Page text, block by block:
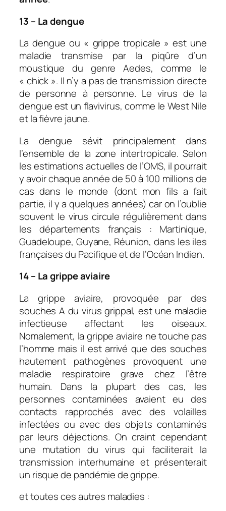
13 – La dengue
La dengue ou « grippe tropicale » est une
maladie transmise par la piqûre d’un
moustique du genreAedes, comme le
« chick ». Il n’y a pas de transmission directe
de personne à personne. Le virus de la
dengue est un flavivirus, comme le West Nile
et la fièvre jaune.
La dengue sévit principalement dans
l’ensemble de la zone intertropicale. Selon
les estimations actuelles de l’OMS, il pourrait
y avoir chaque année de 50 à 100 millions de
cas dans le monde (dont mon fils a fait
partie, il y a quelques années) car on l’oublie
souvent le virus circule régulièrement dans
les départements français : Martinique,
Guadeloupe, Guyane, Réunion, dans les iles
françaises du Pacifique et de l’Océan Indien.
14 – La grippe aviaire
La grippe aviaire, provoquée par des
souches A du virus grippal, est une maladie
infectieuse affectant les oiseaux.
Nomalement, la grippe aviaire ne touche pas
l’homme mais il est arrivé que des souches
hautement pathogènes provoquent une
maladie respiratoire grave chez l’être
humain. Dans la plupart des cas, les
personnes contaminées avaient eu des
contacts rapprochés avec des volailles
infectées ou avec des objets contaminés
par leurs déjections. On craint cependant
une mutation du virus qui faciliterait la
transmission interhumaine et présenterait
un risque de pandémie de grippe.
et toutes ces autres maladies :